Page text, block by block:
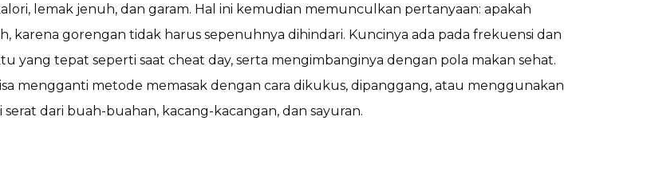
lemak jenuh, dan garam. Hal ini kemudian memunculkan pertanyaan: apakah
karena gorengan tidak harus sepenuhnya dihindari. Kuncinya ada pada frekuensi dan
yang tepat seperti saat cheat day, serta mengimbanginya dengan pola makan sehat.
mengganti metode memasak dengan cara dikukus, dipanggang, atau menggunakan
dari buah-buahan, kacang-kacangan, dan sayuran.